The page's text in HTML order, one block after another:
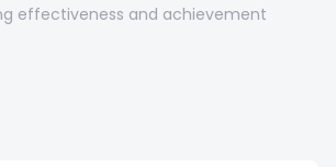
effectiveness and achievement